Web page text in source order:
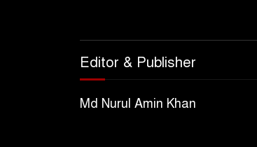
Editor & Publisher
Md Nurul Amin Khan